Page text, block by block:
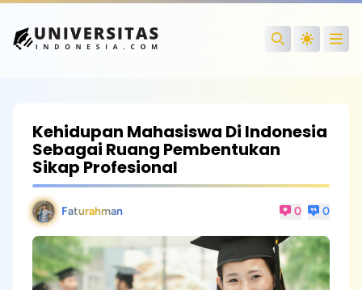
Search
Kehidupan Mahasiswa Di Indonesia
Sebagai Ruang Pembentukan
Sikap Profesional
Faturahman 0 0